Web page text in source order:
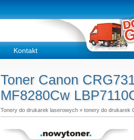
Kontakt
Toner Canon
MF8280Cw
Tonery do drukarek laserowych » tonery do drukarek